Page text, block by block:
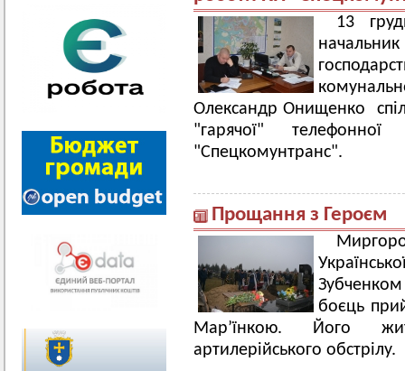
13
Олександр Онищенко
"гарячої"
"Спецкомунтранс".
Прощання з Героєм
боєць
Мар’їнкою. Його
артилерійського обстрілу.